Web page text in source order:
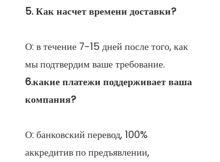
О: в течение 7-15 дней после того, как
6.какие платежи поддерживает ваша
О: банковский перевод, 100%
аккредитив по предъявлении,